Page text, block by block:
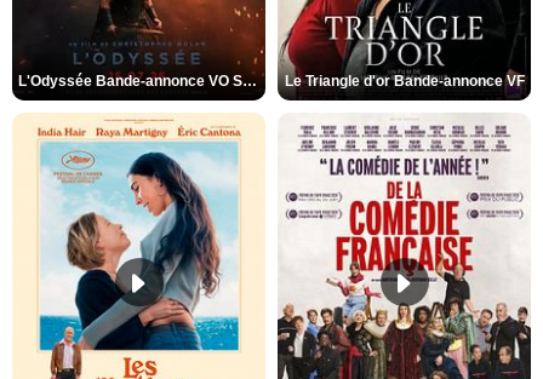
L'Odyssée Bande-annonce VO STFR Le Triangle d'or Bande-annonce VF